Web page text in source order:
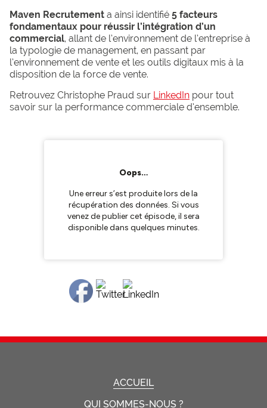
Maven Recrutement a ainsi identifié 5 facteurs
fondamentaux pour réussir l’intégration d’un
commercial, allant de l’environnement de l’entreprise à
la typologie de management, en passant par
l’environnement de vente et les outils digitaux mis à la
disposition de la force de vente.
Retrouvez Christophe Praud sur LinkedIn pour tout
savoir sur la performance commerciale d’ensemble.
ACCUEIL
QUI SOMMES-NOUS ?